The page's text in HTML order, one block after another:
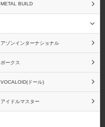
メガハウス
メディコムトイ
METAL BUILD
アゾンインターナショナル
ボークス
VOCALOID(ドール)
アイドルマスター